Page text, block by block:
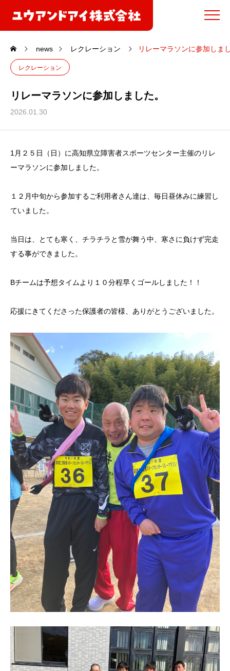
news レクレーション リレーマラソンに参加しま
レクレーション
リレーマラソンに参加しました。
2026.01.30
1月２５日（日）に高知県立障害者スポーツセンター主催のリレ
ーマラソンに参加しました。
１２月中旬から参加するご利用者さん達は、毎日昼休みに練習し
ていました。
当日は、とても寒く、チラチラと雪が舞う中、寒さに負けず完走
する事ができました。
Bチームは予想タイムより１０分程早くゴールしました！！
応援にきてくださった保護者の皆様、ありがとうございました。